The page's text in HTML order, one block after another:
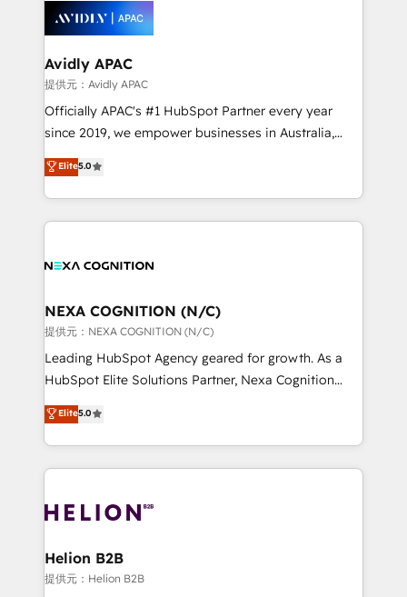
execution, CPQ, customer portals and HubSpot CMS
experience. Working hand-in-hand with your team,
we’ll assemble a RevOps machine that drives more
traffic, generates better leads and crushes your
revenue goals. We've worked with thousands of
HubSpot customers and we'd love to work with you
too! Clients come to us for: Advanced CRM solutions
HubSpot Data System Migrations between systems
to HubSpot New lead generation strategies Time-
Avidly APAC
提供元：Avidly APAC
Officially APAC's #1 HubSpot Partner every year
since 2019, we empower businesses in Australia,
New Zealand, and globally to realise their full
potential through enterprise HubSpot CRM
implementation. And we deliver best practice across
the whole HubSpot platform, covering marketing,
all businesses, from start-up to Enterprise, and have
the world. Our human approach to digital
transformation is designed for businesses who want
to grow. And we're passionate about APAC
businesses leading the world in technology, agility
record migrating businesses from CRM & Marketing
Platforms such as Salesforce, Dynamics, Pipedrive,
with attract and retain customers, manage their
business people and processes, and how they
Elite5.0
NEXA COGNITION (N/C)
提供元：NEXA COGNITION (N/C)
Leading HubSpot Agency geared for growth. As a
HubSpot Elite Solutions Partner, Nexa Cognition
ranks in the top 1% of global HubSpot Partners and
has been one of the longest-standing partners since
2012. We empower businesses to harness the full
potential of HubSpot by combining strategic
bespoke HubSpot solutions tailored to drive
Choose Nexa Cognition? 🚀 HubSpot Expertise: Our
certified team specialises in CRM implementation,
Elite5.0
Helion B2B
提供元：Helion B2B